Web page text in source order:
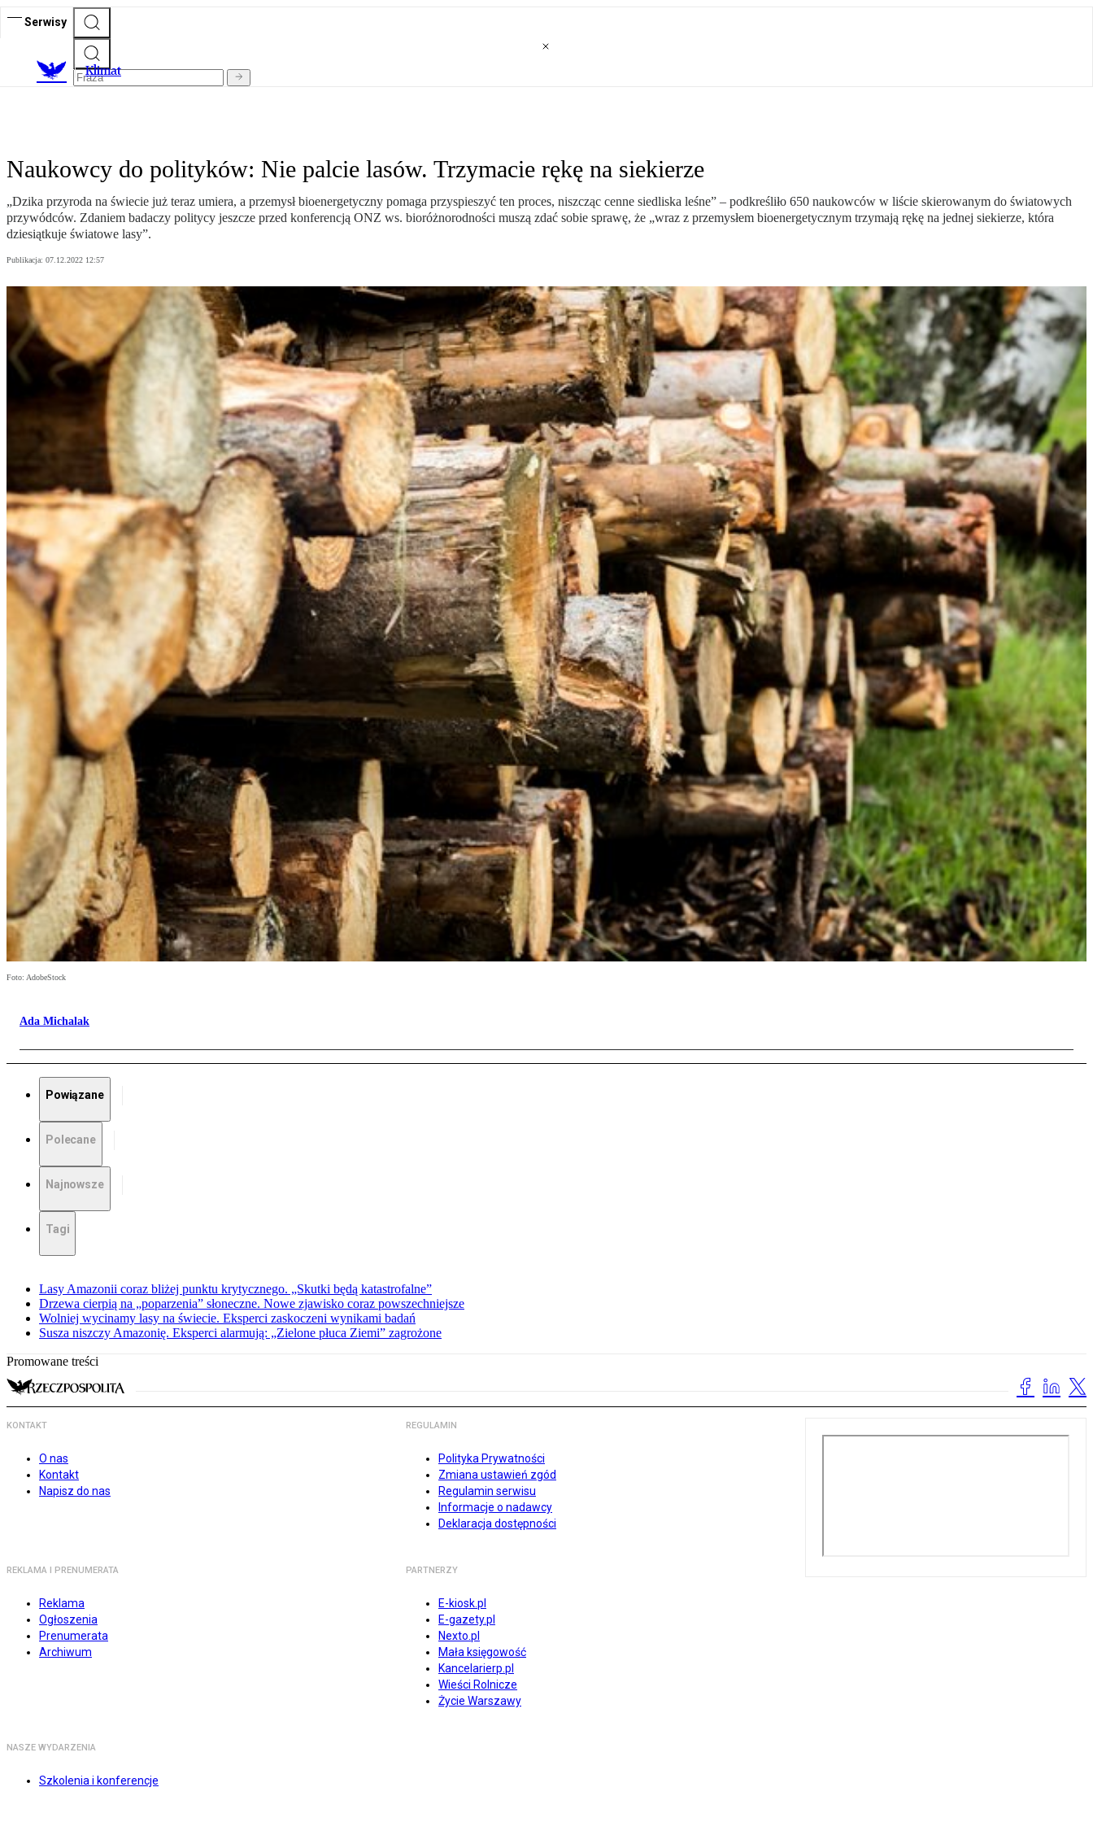
Serwisy
Klimat
Naukowcy do polityków: Nie palcie lasów. Trzymacie rękę na siekierze
„Dzika przyroda na świecie już teraz umiera, a przemysł bioenergetyczny pomaga przyspieszyć ten proces, niszcząc cenne siedliska leśne” – podkreśliło 650 naukowców w liście skierowanym do światowych
przywódców. Zdaniem badaczy politycy jeszcze przed konferencją ONZ ws. bioróżnorodności muszą zdać sobie sprawę, że „wraz z przemysłem bioenergetycznym trzymają rękę na jednej siekierze, która
dziesiątkuje światowe lasy”.
Publikacja: 07.12.2022 12:57
Foto: AdobeStock
Ada Michalak
Powiązane
Polecane
Najnowsze
Tagi
Lasy Amazonii coraz bliżej punktu krytycznego. „Skutki będą katastrofalne”
Drzewa cierpią na „poparzenia” słoneczne. Nowe zjawisko coraz powszechniejsze
Wolniej wycinamy lasy na świecie. Eksperci zaskoczeni wynikami badań
Susza niszczy Amazonię. Eksperci alarmują: „Zielone płuca Ziemi” zagrożone
Promowane treści
KONTAKT
O nas
Kontakt
Napisz do nas
REGULAMIN
Polityka Prywatności
Zmiana ustawień zgód
Regulamin serwisu
Informacje o nadawcy
Deklaracja dostępności
REKLAMA I PRENUMERATA
Reklama
Ogłoszenia
Prenumerata
Archiwum
PARTNERZY
E-kiosk.pl
E-gazety.pl
Nexto.pl
Mała księgowość
Kancelarierp.pl
Wieści Rolnicze
Życie Warszawy
NASZE WYDARZENIA
Szkolenia i konferencje